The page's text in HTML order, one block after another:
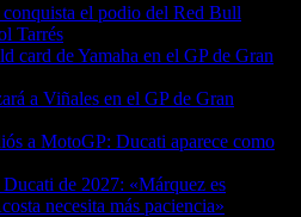
el podio del Red Bull
Tarrés
card de Yamaha en el GP de Gran
a Viñales en el GP de Gran
a MotoGP: Ducati aparece como
de 2027: «Márquez es
necesita más paciencia»